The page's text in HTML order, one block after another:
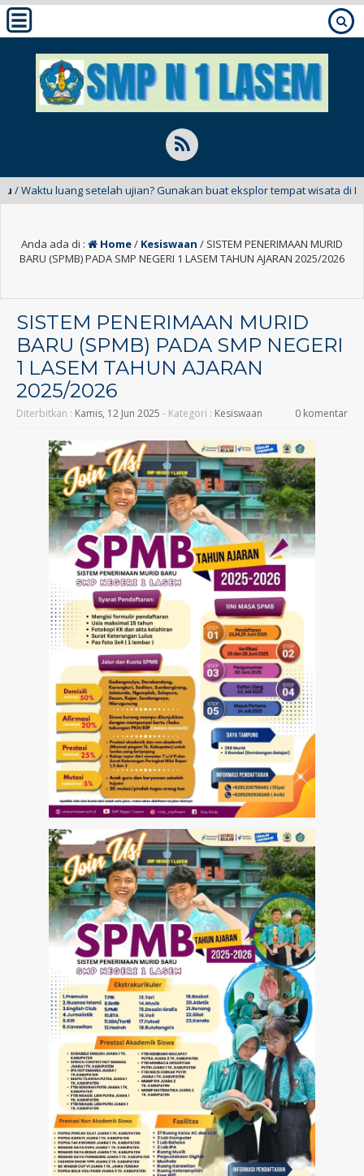
luang setelah ujian? Gunakan buat eksplor tempat wisata di Indonesia
Anda ada di : Home/ Kesiswaan / SISTEM PENERIMAAN MURID
BARU (SPMB) PADA SMP NEGERI 1 LASEM TAHUN AJARAN 2025/2026
SISTEM PENERIMAAN MURID
BARU (SPMB) PADA SMP NEGERI
1 LASEM TAHUN AJARAN
2025/2026
Diterbitkan : Kamis, 12 Jun 2025 - Kategori : Kesiswaan 0 komentar